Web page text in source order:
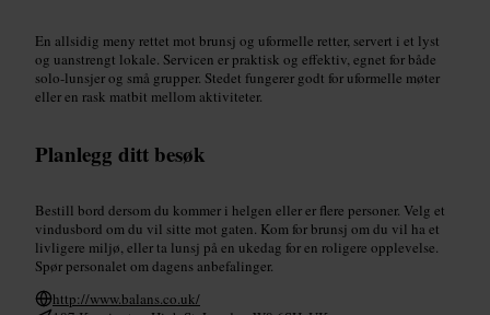
En allsidig meny rettet mot brunsj og uformelle retter, servert i et lyst
og uanstrengt lokale. Servicen er praktisk og effektiv, egnet for både
solo-lunsjer og små grupper. Stedet fungerer godt for uformelle møter
eller en rask matbit mellom aktiviteter.
Planlegg ditt besøk
Bestill bord dersom du kommer i helgen eller er flere personer. Velg et
vindusbord om du vil sitte mot gaten. Kom for brunsj om du vil ha et
livligere miljø, eller ta lunsj på en ukedag for en roligere opplevelse.
Spør personalet om dagens anbefalinger.
http://www.balans.co.uk/